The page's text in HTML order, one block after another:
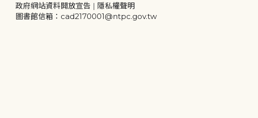
政府網站資料開放宣告 | 隱私權聲明
圖書館信箱：cad2170001@ntpc.gov.tw